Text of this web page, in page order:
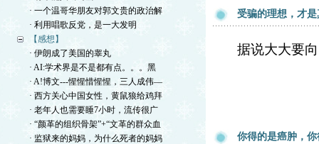
· 一个温哥华朋友对郭文贵的政治解
· 利用唱歌反党，是一大发明
【感想】
· 伊朗成了美国的睾丸
· AI:学术界是不是都有点。。。黑
· A!博文---惺惺惜惺惺，三人成伟—
· 西方关心中国女性，黄鼠狼给鸡拜
· 老年人也需要睡7小时，流传很广
· “颜革的组织骨架”+“文革的群众血
· 监狱来的妈妈，为什么死者的妈妈
受骗的理想，才
据说大大要
你得的是癌肿，